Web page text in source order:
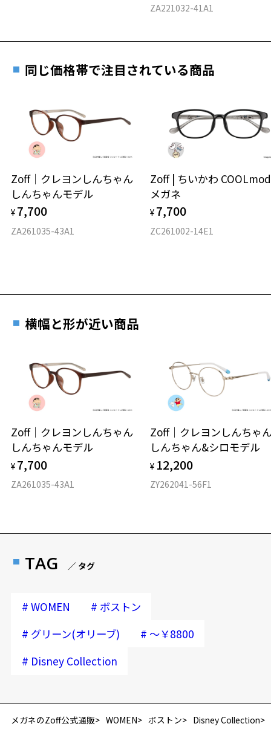
11.2g
※着脱式サングラス：デモレンズ、アタッチメント込みの重さ
タイプ
材質
安心3 かかり具合調整無料
す。
お近くのZoff実店舗にて度数を測定いただけます（無料）。
その際は記入用紙をダウンロードしてお使いください。
ZA221032-41A1
同じ価格帯で注目されている商品
Zoff｜クレヨンしんちゃん
しんちゃんモデル
¥ 7,700
ZA261035-43A1
Zoff | ちいかわ
メガネ
¥ 7,700
ZC261002-14E1
横幅と形が近い商品
Zoff｜クレヨンしんちゃん
しんちゃんモデル
¥ 7,700
ZA261035-43A1
Zoff｜クレヨンしんち
しんちゃん&シロモデル
¥ 12,200
ZY262041-56F1
TAG ／ タグ
# WOMEN # ボストン
# グリーン(オリーブ) # ～￥8800
# Disney Collection
メガネのZoff公式通販 WOMEN ボストン Disney Collection